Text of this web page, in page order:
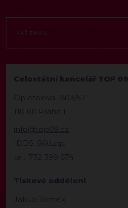
Celostátní kancelář TOP 09
Opletalova 1603/57
110 00 Praha 1
info@top09.cz
IDDS: 86ttzqc
tel.: 732 399 674
Tiskové oddělení
Jakub Tomek